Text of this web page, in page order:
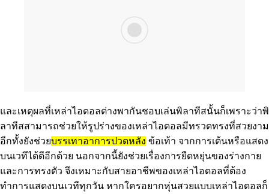
และเหตุผลที่เหล่าไอดอลต่างพากันชอบเล่นพิลาทีสนั้นก็เพราะว่าพิ
ลาทีสสามารถช่วยให้รูปร่างของเหล่าไอดอลมีทรวดทรงที่สวยงาม
อีกทั้งยังช่วยบรรเทาอาการปวดหลัง ข้อเท้า จากการเต้นหรือแสดง
บนเวทีได้ดีอีกด้วย นอกจากนี้ยังช่วยเรื่องการยืดหยุ่นของร่างกาย
และการทรงตัว จึงเหมาะกับสายอาชีพของเหล่าไอดอลที่ต้อง
ทำการแสดงบนเวทีทุกวัน หากใครอยากหุ่นสวยแบบเหล่าไอดอลก็